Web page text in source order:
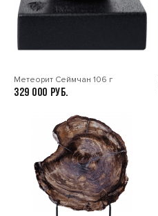
Метеорит Сеймчан 106 г
329 000